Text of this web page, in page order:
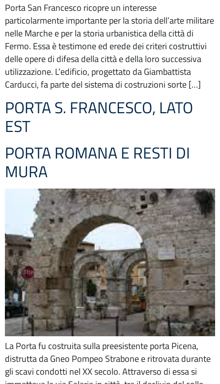
Porta San Francesco ricopre un interesse
particolarmente importante per la storia dell’arte militare
nelle Marche e per la storia urbanistica della città di
Fermo. Essa è testimone ed erede dei criteri costruttivi
delle opere di difesa della città e della loro successiva
utilizzazione. L’edificio, progettato da Giambattista
Carducci, fa parte del sistema di costruzioni sorte […]
PORTA S. FRANCESCO, LATO
EST
PORTA ROMANA E RESTI DI
MURA
La Porta fu costruita sulla preesistente porta Picena,
distrutta da Gneo Pompeo Strabone e ritrovata durante
gli scavi condotti nel XX secolo. Attraverso di essa si